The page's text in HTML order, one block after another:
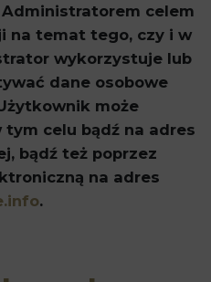
celem
na temat tego, czy i w
wykorzystuje lub
dane osobowe
może
celu bądź na adres
bądź też poprzez
na adres
.